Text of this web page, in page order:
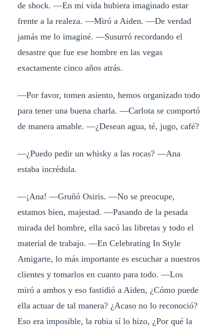
de shock. ―En mi vida hubiera imaginado estar
frente a la realeza. ―Miró a Aiden. ―De verdad
jamás me lo imaginé. ―Susurró recordando el
desastre que fue ese hombre en las vegas
exactamente cinco años atrás.
―Por favor, tomen asiento, hemos organizado todo
para tener una buena charla. ―Carlota se comportó
de manera amable. ―¿Desean agua, té, jugo, café?
―¿Puedo pedir un whisky a las rocas? ―Ana
estaba incrédula.
―¡Ana! ―Gruñó Osiris. ―No se preocupe,
estamos bien, majestad. ―Pasando de la pesada
mirada del hombre, ella sacó las libretas y todo el
material de trabajo. ―En Celebrating In Style
Amigarte, lo más importante es escuchar a nuestros
clientes y tomarlos en cuanto para todo. ―Los
miró a ambos y eso fastidió a Aiden, ¿Cómo puede
ella actuar de tal manera? ¿Acaso no lo reconoció?
Eso era imposible, la rubia sí lo hizo, ¿Por qué la